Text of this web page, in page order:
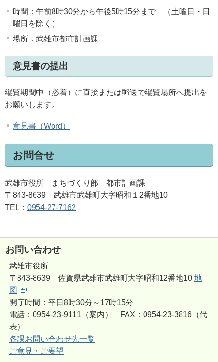
時間：午前8時30分から午後5時15分まで （土曜日・日
曜日を除く）
場所：武雄市都市計画課
意見書の提出
縦覧期間中（必着）に直接または郵送で縦覧場所へ提出を
お願いします。
意見書（Word）
お問合せ
武雄市役所 まちづくり部 都市計画課
〒843-8639 武雄市武雄町大字昭和１2番地10
TEL： 0954-27-7162
お問い合わせ
武雄市役所
〒843-8639 佐賀県武雄市武雄町大字昭和12番地10 地
図
開庁時間：平日8時30分～17時15分
電話：0954-23-9111（案内） FAX：0954-23-3816（代
表）
各課お問い合わせ先一覧
ご意見・ご要望